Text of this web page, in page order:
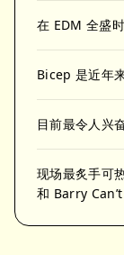
在 EDM 全盛
Bicep 是近年
目前最令人兴
现场最炙手可
和 Barry